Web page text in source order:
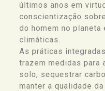
últimos anos em
conscientização
do homem no planeta
climáticas.
As práticas
trazem medidas para
solo, sequestrar
manter a qualidade